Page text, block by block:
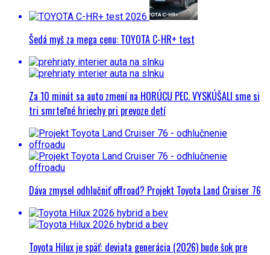
Šedá myš za mega cenu: TOYOTA C-HR+ test
Za 10 minút sa auto zmení na HORÚCU PEC. VYSKÚŠALI sme si
tri smrteľné hriechy pri prevoze detí
Dáva zmysel odhlučniť offroad? Projekt Toyota Land Cruiser 76
Toyota Hilux je späť: deviata generácia (2026) bude šok pre